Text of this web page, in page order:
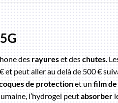
desrayureset deschutes.
et peut aller au delà de 500 €
de protectionet unfilm
l’hydrogel peutabsorber